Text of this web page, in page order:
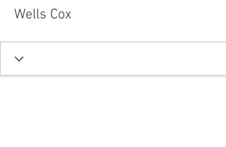
Wells Cox